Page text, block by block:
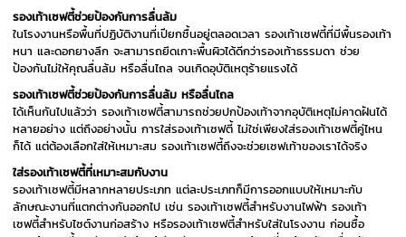
รองเท้าเซฟตี้ช่วยป้องกันการลื่นล้ม
ในโรงงานหรือพื้นที่ปฏิบัติงานที่เปียกชื้นอยู่ตลอดเวลา รองเท้าเซฟตี้ที่มีพื้นรองเท้า
หนา และดอกยางลึก จะสามารถยึดเกาะพื้นผิวได้ดีกว่ารองเท้าธรรมดา ช่วย
ป้องกันไม่ให้คุณลื่นล้ม หรือลื่นไถล จนเกิดอุบัติเหตุร้ายแรงได้
รองเท้าเซฟตี้ช่วยป้องกันการลื่นล้ม หรือลื่นไถล
ได้เห็นกันไปแล้วว่า รองเท้าเซฟตี้สามารถช่วยปกป้องเท้าจากอุบัติเหตุไม่คาดฝันได้
หลายอย่าง แต่ถึงอย่างนั้น การใส่รองเท้าเซฟตี้ ไม่ใช่เพียงใส่รองเท้าเซฟตี้คู่ไหน
ก็ได้ แต่ต้องเลือกใส่ให้เหมาะสม รองเท้าเซฟตี้ถึงจะช่วยเซฟเท้าของเราได้จริง
ใส่รองเท้าเซฟตี้ที่เหมาะสมกับงาน
รองเท้าเซฟตี้มีหลากหลายประเภท แต่ละประเภทก็มีการออกแบบให้เหมาะกับ
ลักษณะงานที่แตกต่างกันออกไป เช่น รองเท้าเซฟตี้สำหรับงานไฟฟ้า รองเท้า
เซฟตี้สำหรับไซต์งานก่อสร้าง หรือรองเท้าเซฟตี้สำหรับใส่ในโรงงาน ก่อนซื้อ